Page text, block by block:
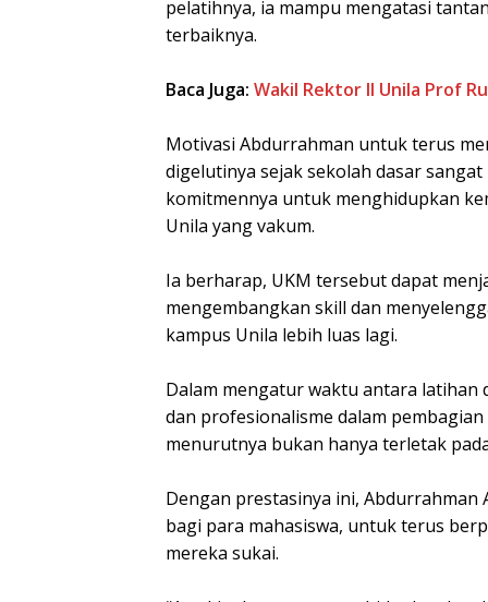
pelatihnya, ia mampu mengatasi
terbaiknya.
Baca Juga: Wakil Rektor II Unila Prof
Motivasi Abdurrahman untuk terus
digelutinya sejak sekolah dasar
komitmennya untuk menghidupkan
Unila yang vakum.
Ia berharap, UKM tersebut dapat
mengembangkan skill dan
kampus Unila lebih luas lagi.
Dalam mengatur waktu antara latihan
dan profesionalisme dalam
menurutnya bukan hanya terletak
Dengan prestasinya ini,
bagi para mahasiswa, untuk terus
mereka sukai.